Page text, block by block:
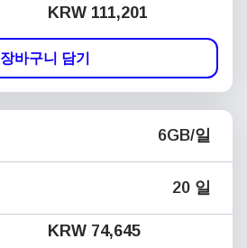
KRW 111,201
장바구니 담기
6GB/일
20 일
KRW 74,645